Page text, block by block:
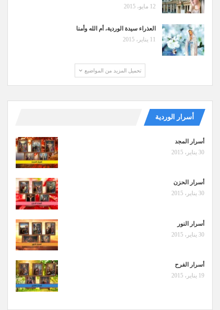
12 مايو، 2015
العذراء سيدة الوردية، أم الله وأمنا
11 يناير، 2015
تحميل المزيد من المواضيع
أسرار الوردية
أسرار المجد
30 يناير، 2015
أسرار الحزن
30 يناير، 2015
أسرار النور
30 يناير، 2015
أسرار الفرح
19 يناير، 2015